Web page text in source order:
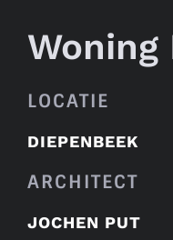
Woning
LOCATIE
DIEPENBEEK
ARCHITECT
JOCHEN PUT